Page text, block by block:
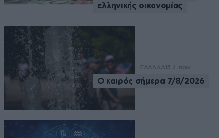
ελληνικής οικονομίας
ΕΛΛΑΔΑ 15 λ. πριν
Ο καιρός σήμερα 7/8/2026